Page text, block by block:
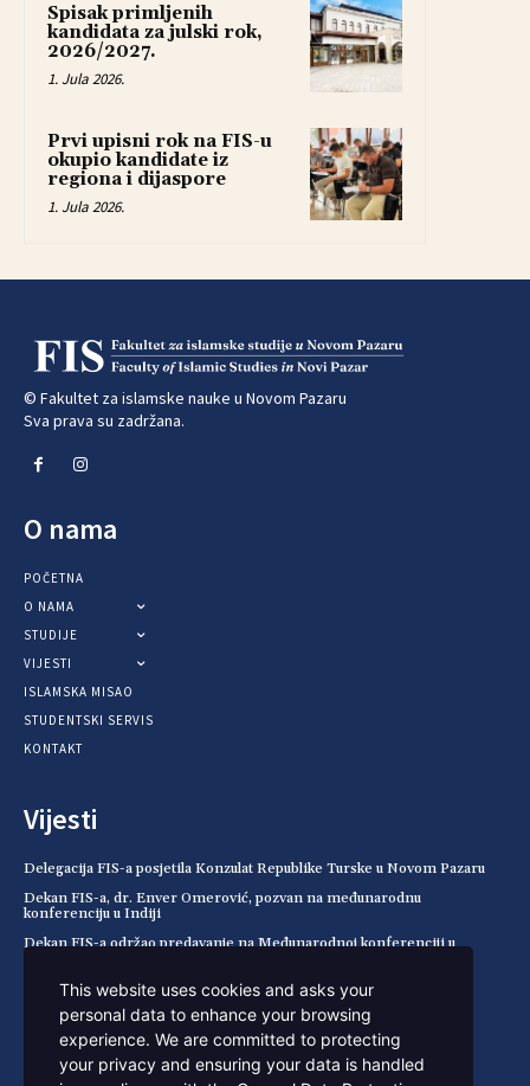
Spisak primljenih
kandidata za julski rok,
2026/2027.
1. Jula 2026.
Prvi upisni rok na FIS-u
okupio kandidate iz
regiona i dijaspore
1. Jula 2026.
© Fakultet za islamske nauke u Novom Pazaru
Sva prava su zadržana.
O nama
POČETNA
O NAMA
STUDIJE
VIJESTI
ISLAMSKA MISAO
STUDENTSKI SERVIS
KONTAKT
Vijesti
Delegacija FIS-a posjetila Konzulat Republike Turske u Novom Pazaru
Dekan FIS-a, dr. Enver Omerović, pozvan na međunarodnu
konferenciju u Indiji
Dekan FIS-a održao predavanje na Međunarodnoj konferenciji u
Spisak primljenih kandidata za julski rok, 2026/2027.
Kontakt
This website uses cookies and asks your
personal data to enhance your browsing
experience. We are committed to protecting
your privacy and ensuring your data is handled